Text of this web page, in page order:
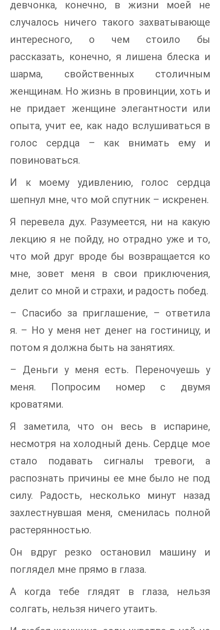
девчонка, конечно, в жизни моей не
случалось ничего такого захватывающе
интересного, о чем стоило бы
рассказать, конечно, я лишена блеска и
шарма, свойственных столичным
женщинам. Но жизнь в провинции, хоть и
не придает женщине элегантности или
опыта, учит ее, как надо вслушиваться в
голос сердца – как внимать ему и
повиноваться.
И к моему удивлению, голос сердца
шепнул мне, что мой спутник – искренен.
Я перевела дух. Разумеется, ни на какую
лекцию я не пойду, но отрадно уже и то,
что мой друг вроде бы возвращается ко
мне, зовет меня в свои приключения,
делит со мной и страхи, и радость побед.
– Спасибо за приглашение, – ответила
я. – Но у меня нет денег на гостиницу, и
потом я должна быть на занятиях.
– Деньги у меня есть. Переночуешь у
меня. Попросим номер с двумя
кроватями.
Я заметила, что он весь в испарине,
несмотря на холодный день. Сердце мое
стало подавать сигналы тревоги, а
распознать причины ее мне было не под
силу. Радость, несколько минут назад
захлестнувшая меня, сменилась полной
растерянностью.
Он вдруг резко остановил машину и
поглядел мне прямо в глаза.
А когда тебе глядят в глаза, нельзя
солгать, нельзя ничего утаить.